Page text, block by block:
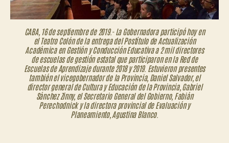
CABA, 16 de septiembre de 2019.- La Gobernadora participó hoy en
el Teatro Colón de la entrega del Postítulo de Actualización
Académica en Gestión y Conducción Educativa a 2 mil directores
de escuelas de gestión estatal que participaron en la Red de
Escuelas de Aprendizaje durante 2018 y 2019. Estuvieron presentes
también el vicegobernador de la Provincia, Daniel Salvador, el
director general de Cultura y Educación de la Provincia, Gabriel
Sánchez Zinny, el Secretario General del Gobierno, Fabián
Perechodnick y la directora provincial de Evaluación y
Planeamiento, Agustina Blanco.